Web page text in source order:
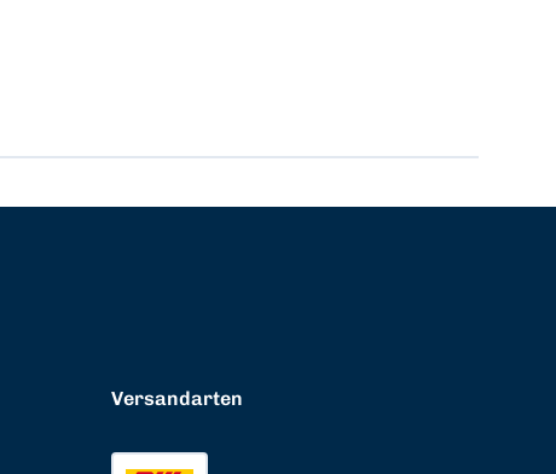
Versandarten